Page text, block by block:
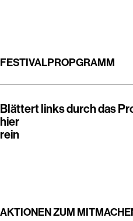
FESTIVALPROPGRAMM
Blättert links durch das
hier
rein
AKTIONEN ZUM